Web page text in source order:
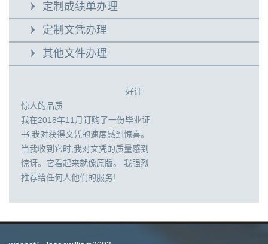
定制成绩单办理
定制文凭办理
其他文件办理
好评
惊人的品质
我在2018年11月订购了一份毕业证
书,我对获得文凭的速度感到惊喜。
当我收到它时,我对文凭的质量感到
惊讶。它看起来就像原版。 我强烈
推荐给任何人他们的服务!